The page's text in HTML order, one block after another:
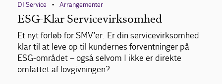
DI Service • Arrangementer
ESG-Klar Servicevirksomhed
Et nyt forløb for SMV’er. Er din servicevirksomhed
klar til at leve op til kundernes forventninger på
ESG-området – også selvom I ikke er direkte
omfattet af lovgivningen?